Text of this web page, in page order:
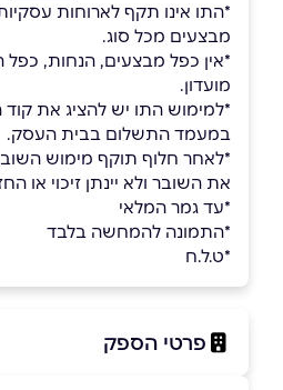
*התו אינו תקף לארוחות
מבצעים מכל סוג.
*אין כפל מבצעים, הנחות, כפל
מועדון.
*למימוש התו יש להציג את
במעמד התשלום בבית העסק.
*לאחר חלוף תוקף מימוש
את השובר ולא יינתן זיכוי או
*עד גמר המלאי
*התמונה להמחשה בלבד
*ט.ל.ח
פרטי הספק